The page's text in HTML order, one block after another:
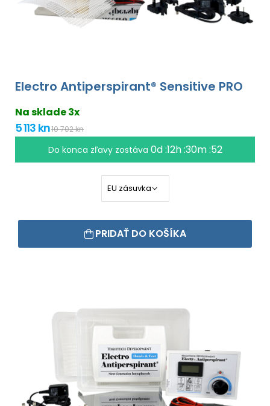
Electro Antiperspirant® Sensitive PRO
Na sklade 3x
5 113 kn10 702 kn
Do konca zľavy zostáva0d :12h :30m :51
PRIDAŤ DO KOŠÍKA